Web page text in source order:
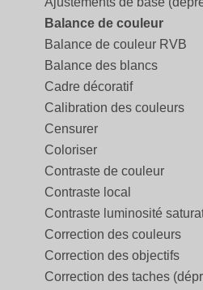
Balance de couleur
Balance de couleur RVB
Balance des blancs
Cadre décoratif
Calibration des couleurs
Censurer
Coloriser
Contraste de couleur
Contraste local
Contraste luminosité
Correction des couleurs
Correction des objectifs
Correction des taches